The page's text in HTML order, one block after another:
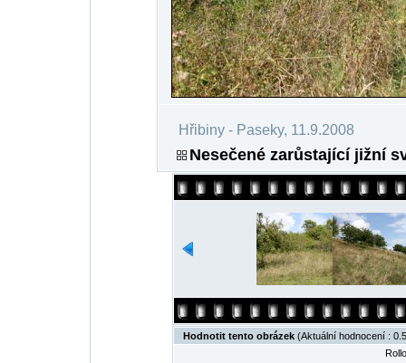
Hřibiny - Paseky, 11.9.2008
Nesečené zarůstající jižní
Hodnotit tento obrázek (Aktuální hodnocení :